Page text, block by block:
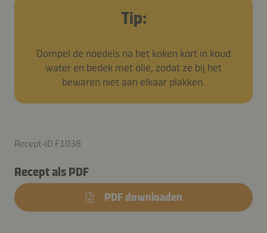
Tip:
Dompel de noedels na het koken kort in koud
water en bedek met olie, zodat ze bij het
bewaren niet aan elkaar plakken.
Recept-ID F1038
Recept als PDF
PDF downloaden